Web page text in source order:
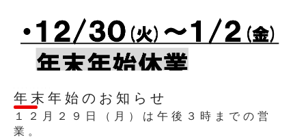
年末年始のお知らせ
１２月２９日（月）は午後３時までの営
業。